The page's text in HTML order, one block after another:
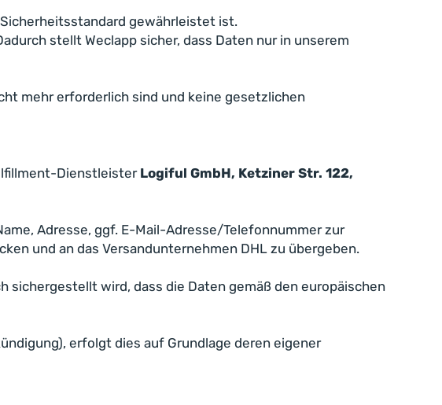
gewährleistet ist.
stellt Weclapp sicher, dass Daten nur in unserem
mehr erforderlich sind und keine gesetzlichen
Dienstleister Logiful GmbH, Ketziner Str. 122,
Adresse, ggf. E-Mail-Adresse/Telefonnummer zur
und an das Versandunternehmen DHL zu übergeben.
sichergestellt wird, dass die Daten gemäß den europäischen
erfolgt dies auf Grundlage deren eigener